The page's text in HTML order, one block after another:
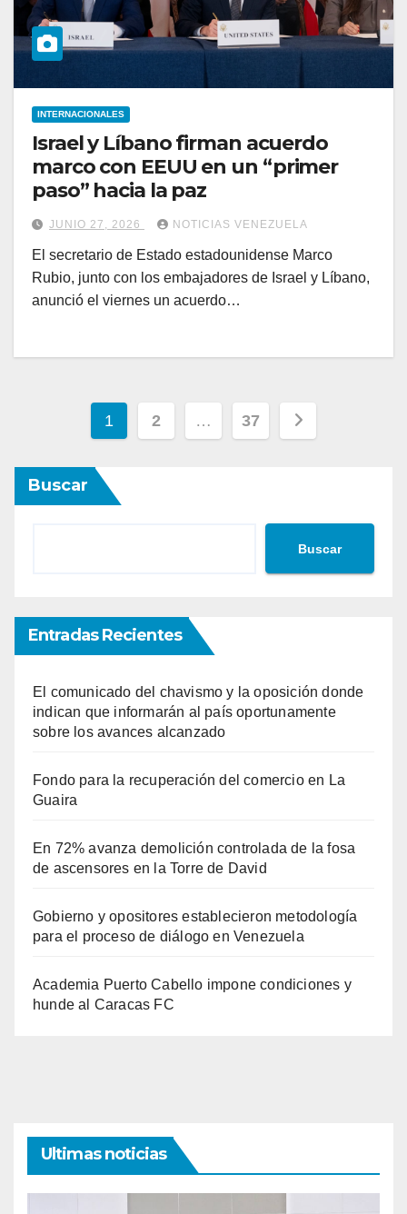
INTERNACIONALES
Israel y Líbano firman acuerdo
marco con EEUU en un “primer
paso” hacia la paz
JUNIO 27, 2026 NOTICIAS VENEZUELA
El secretario de Estado estadounidense Marco
Rubio, junto con los embajadores de Israel y Líbano,
anunció el viernes un acuerdo…
Paginación
de
entradas
1 2 … 37
Buscar
Buscar
Entradas Recientes
El comunicado del chavismo y la oposición donde
indican que informarán al país oportunamente
sobre los avances alcanzado
Fondo para la recuperación del comercio en La
Guaira
En 72% avanza demolición controlada de la fosa
de ascensores en la Torre de David
Gobierno y opositores establecieron metodología
para el proceso de diálogo en Venezuela
Academia Puerto Cabello impone condiciones y
hunde al Caracas FC
Ultimas noticias